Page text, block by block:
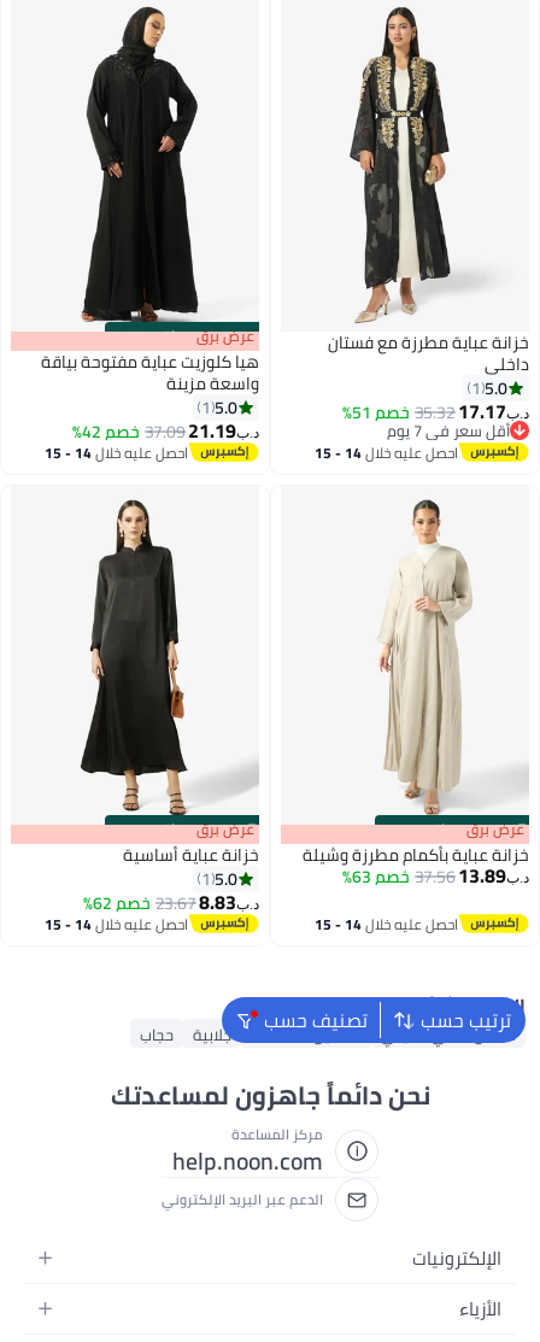
خزانة عباية مطرزة مع فستان
داخلي
5.0
1
د.ب‏17.17
35.32خصم 51%
أقل سعر في 7 يوم
أقل سعر في 7 يوماحصل عليه خلال 14 - 15
00m:00s
·باقي 100% عرض برق
هيا كلوزيت عباية مفتوحة بياقة
واسعة مزينة
5.0
1
د.ب‏21.19
37.09خصم 42%
احصل عليه خلال 14 - 15
00m:00s
·باقي 100% عرض برق
خزانة عباية بأكمام مطرزة وشيلة
د.ب‏13.89
37.56خصم 63%
احصل عليه خلال 14 - 15
00m:00s
·باقي 100% عرض برق
خزانة عباية أساسية
5.0
1
د.ب‏8.83
23.67خصم 62%
احصل عليه خلال 14 - 15
ترتيب حسب تصنيف حسب البحث الشائع
فستان داخلي تقليدي فساتين محتشمة جلابية حجاب
نحن دائماً جاهزون لمساعدتك
مركز المساعدة
help.noon.com
الدعم عبر البريد الإلكتروني
الإلكترونيات
الجوالات
الأزياء